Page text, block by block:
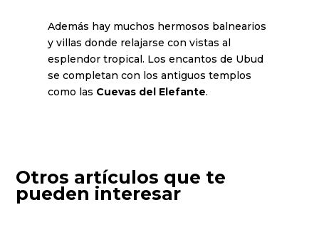
Además hay muchos hermosos balnearios
y villas donde relajarse con vistas al
esplendor tropical. Los encantos de Ubud
se completan con los antiguos templos
como las Cuevas del Elefante.
Otros artículos que te
pueden interesar